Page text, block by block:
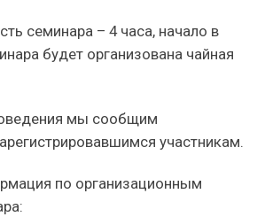
семинара – 4 часа, начало в
будет организована чайная
мы сообщим
участникам.
по организационным